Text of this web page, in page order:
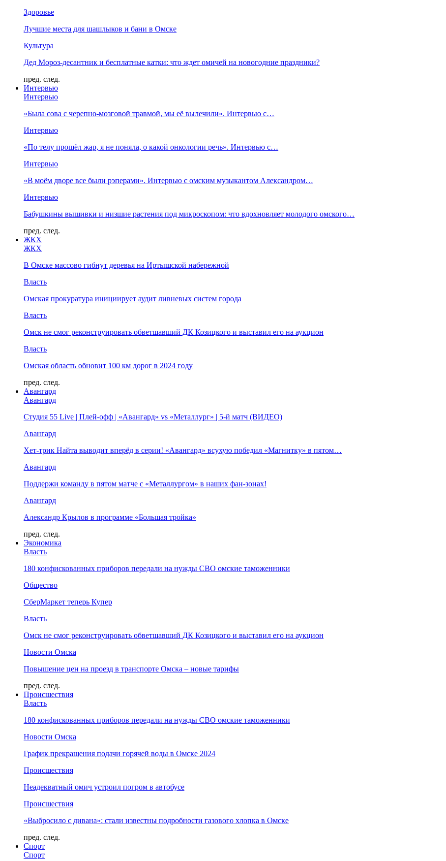
Здоровье
Лучшие места для шашлыков и бани в Омске
Культура
Дед Мороз-десантник и бесплатные катки: что ждет омичей на новогодние праздники?
пред. след.
Интервью
Интервью
«Была сова с черепно-мозговой травмой, мы её вылечили». Интервью с…
Интервью
«По телу прошёл жар, я не поняла, о какой онкологии речь». Интервью с…
Интервью
«В моём дворе все были рэперами». Интервью с омским музыкантом Александром…
Интервью
Бабушкины вышивки и низшие растения под микроскопом: что вдохновляет молодого омского…
пред. след.
ЖКХ
ЖКХ
В Омске массово гибнут деревья на Иртышской набережной
Власть
Омская прокуратура инициирует аудит ливневых систем города
Власть
Омск не смог реконструировать обветшавший ДК Козицкого и выставил его на аукцион
Власть
Омская область обновит 100 км дорог в 2024 году
пред. след.
Авангард
Авангард
Студия 55 Live | Плей-офф | «Авангард» vs «Металлург» | 5-й матч (ВИДЕО)
Авангард
Хет-трик Найта выводит вперёд в серии! «Авангард» всухую победил «Магнитку» в пятом…
Авангард
Поддержи команду в пятом матче с «Металлургом» в наших фан-зонах!
Авангард
Александр Крылов в программе «Большая тройка»
пред. след.
Экономика
Власть
180 конфискованных приборов передали на нужды СВО омские таможенники
Общество
СберМаркет теперь Купер
Власть
Омск не смог реконструировать обветшавший ДК Козицкого и выставил его на аукцион
Новости Омска
Повышение цен на проезд в транспорте Омска – новые тарифы
пред. след.
Происшествия
Власть
180 конфискованных приборов передали на нужды СВО омские таможенники
Новости Омска
График прекращения подачи горячей воды в Омске 2024
Происшествия
Неадекватный омич устроил погром в автобусе
Происшествия
«Выбросило с дивана»: стали известны подробности газового хлопка в Омске
пред. след.
Спорт
Спорт